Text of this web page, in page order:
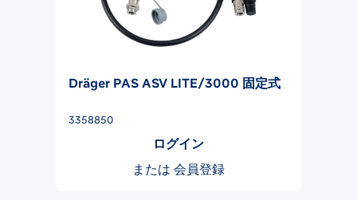
Dräger PAS ASV LITE/3000 固定式
3358850
ログイン
または 会員登録